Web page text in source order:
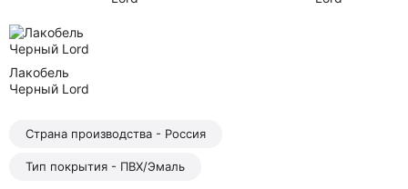
Лакобель
Черный Lord
Страна производства - Россия
Тип покрытия - ПВХ/Эмаль